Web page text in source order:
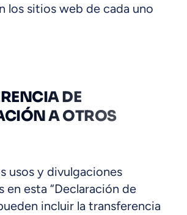
los sitios web de cada uno
DE
A OTROS
usos y divulgaciones
en esta “Declaración de
incluir la transferencia